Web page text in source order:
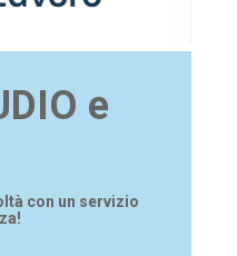
e
con un servizio